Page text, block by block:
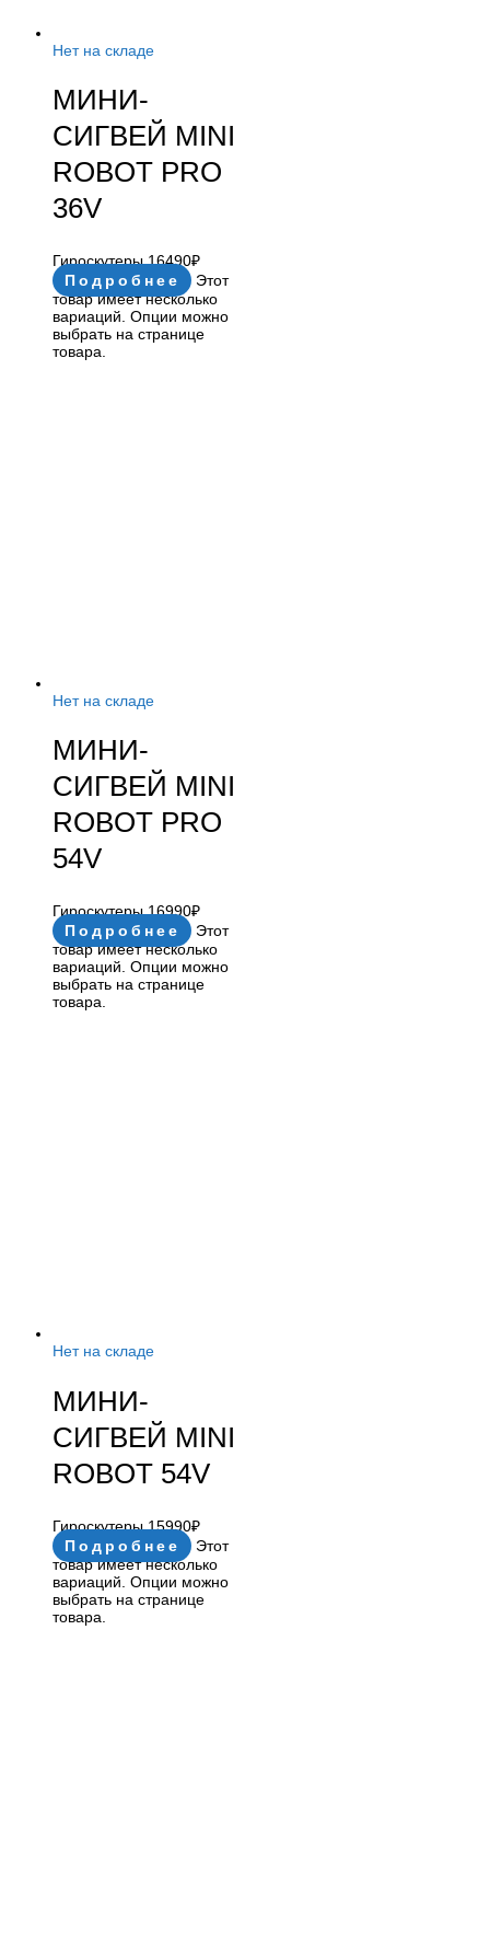
Нет на складе
МИНИ-
СИГВЕЙ MINI
ROBOT PRO
36V
Гироскутеры16490₽
Подробнее
Этот
товар имеет несколько
вариаций. Опции можно
выбрать на странице
товара.
Нет на складе
МИНИ-
СИГВЕЙ MINI
ROBOT PRO
54V
Гироскутеры16990₽
Подробнее
Этот
товар имеет несколько
вариаций. Опции можно
выбрать на странице
товара.
Нет на складе
МИНИ-
СИГВЕЙ MINI
ROBOT 54V
Гироскутеры15990₽
Подробнее
Этот
товар имеет несколько
вариаций. Опции можно
выбрать на странице
товара.